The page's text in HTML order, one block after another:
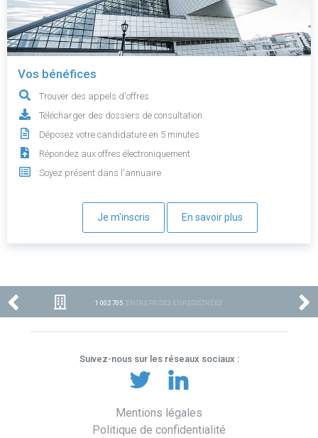
Vos bénéfices
Trouver des appels d'offres
Télécharger des dossiers de consultation
Déposez votre candidature en 5 minutes
Répondez aux offres électroniquement
Soyez présent dans l'annuaire
Je m'inscris En savoir plus
1 002 705 ENTREPRISES ENREGISTRÉES
Suivez-nous sur les réseaux sociaux :
Mentions légales
Politique de confidentialité